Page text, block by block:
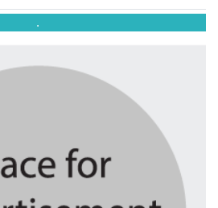
উদ্ভাবক ও প্রযুক্তি উদ্যোক্তাদের...
এসে মার্কিন দূতের ভারতের...
.